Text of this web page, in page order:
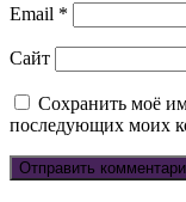
Email *
Сайт
Сохранить моё
последующих моих